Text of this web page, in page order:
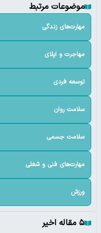
موضوعات مرتبط
مهارت‌های زندگی
مهاجرت و اپلای
توسعه فردی
سلامت روان
سلامت جسمی
مهارت‌های فنی و شغلی
ورزش
۵ مقاله اخیر